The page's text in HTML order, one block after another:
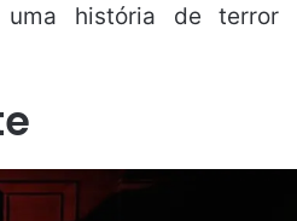
história de terror